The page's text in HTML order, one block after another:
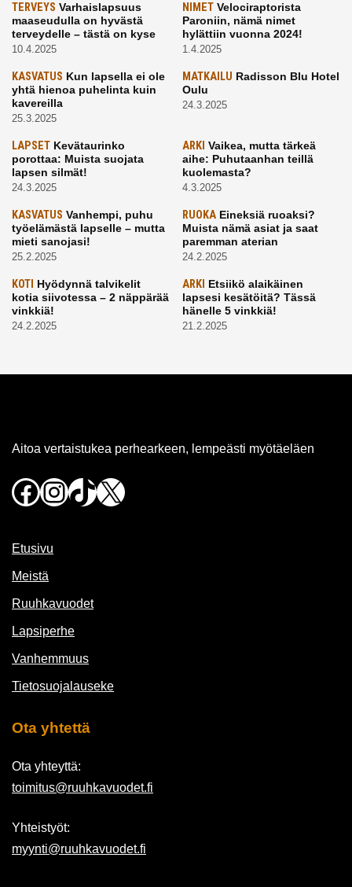
TERVEYS Varhaislapsuus
maaseudulla on hyvästä
terveydelle – tästä on kyse
10.4.2025
NIMETVelociraptorista
Paroniin, nämä nimet
hylättiin vuonna 2024!
1.4.2025
KASVATUS Kun lapsella ei ole
yhtä hienoa puhelinta kuin
kavereilla
25.3.2025
MATKAILU Radisson Blu Hotel
Oulu
24.3.2025
LAPSET Kevätaurinko
porottaa: Muista suojata
lapsen silmät!
24.3.2025
ARKI Vaikea, mutta tärkeä
aihe: Puhutaanhan teillä
kuolemasta?
4.3.2025
KASVATUS Vanhempi, puhu
työelämästä lapselle – mutta
mieti sanojasi!
25.2.2025
RUOKAEineksiä ruoaksi?
Muista nämä asiat ja saat
paremman aterian
24.2.2025
KOTI Hyödynnä talvikelit
kotia siivotessa – 2 näppärää
vinkkiä!
24.2.2025
ARKI Etsiikö alaikäinen
lapsesi kesätöitä? Tässä
hänelle 5 vinkkiä!
21.2.2025
Aitoa vertaistukea perhearkeen, lempeästi myötäeläen
Facebook
Instagram
TikTok
X
Etusivu
Meistä
Ruuhkavuodet
Lapsiperhe
Vanhemmuus
Tietosuojalauseke
Ota yhtettä
Ota yhteyttä:
toimitus@ruuhkavuodet.fi
Yhteistyöt:
myynti@ruuhkavuodet.fi